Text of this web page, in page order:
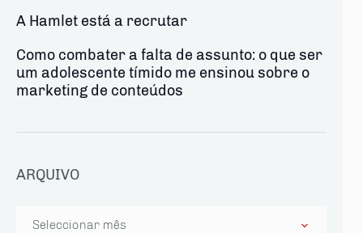
A Hamlet está a recrutar
Como combater a falta de assunto: o que ser
um adolescente tímido me ensinou sobre o
marketing de conteúdos
ARQUIVO